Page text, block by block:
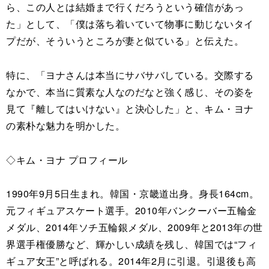
ら、この人とは結婚まで行くだろうという確信があっ
た」として、「僕は落ち着いていて物事に動じないタイ
プだが、そういうところが妻と似ている」と伝えた。
特に、「ヨナさんは本当にサバサバしている。交際する
なかで、本当に質素な人なのだなと強く感じ、その姿を
見て『離してはいけない』と決心した」と、キム・ヨナ
の素朴な魅力を明かした。
◇キム・ヨナ プロフィール
1990年9月5日生まれ。韓国・京畿道出身。身長164cm。
元フィギュアスケート選手。2010年バンクーバー五輪金
メダル、2014年ソチ五輪銀メダル、2009年と2013年の世
界選手権優勝など、輝かしい成績を残し、韓国では“フィ
ギュア女王”と呼ばれる。2014年2月に引退。引退後も高